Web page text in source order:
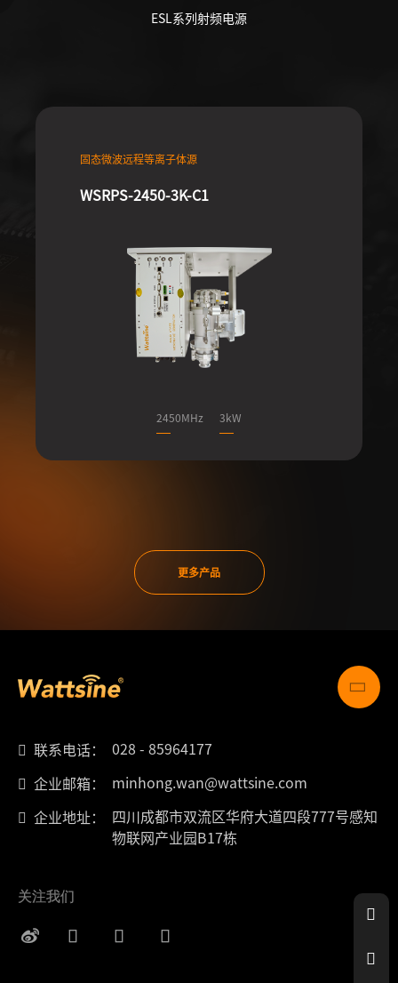
ESL系列射频电源
固态微波远程等离子体源
WSRPS-2450-3K-C1
2450MHz 3kW
ESM系列射频电源
WSRF-04030-ESM
40MHz 3kW
ESL系列射频电源
WSRF-05120-ESL
60MHz
更多产品
联系电话：
028 - 85964177
企业邮箱：
minhong.wan@wattsine.com
企业地址：
四川成都市双流区华府大道四段777号感知
物联网产业园B17栋
关注我们